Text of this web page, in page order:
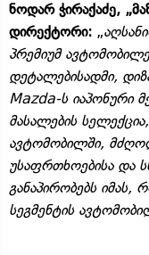
ნოდარ ჭირაქაძე,
დირექტორი: „
პრემიუმ
დეტალებისადმი,
Mazda-ს იაპონური
მასალების
ავტომობილში,
უსაფრთხოებისა და
განაპირობებს
სეგმენტის